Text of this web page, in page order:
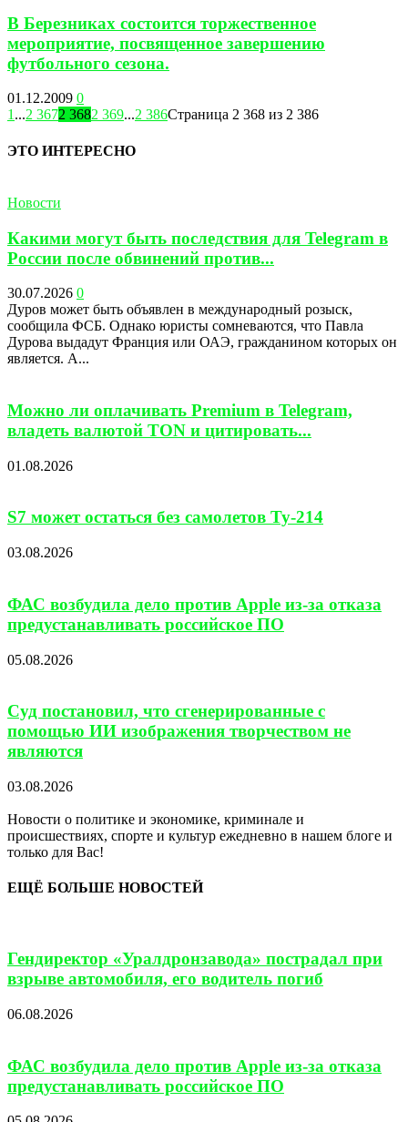
В Березниках состоится торжественное
мероприятие, посвященное завершению
футбольного сезона.
01.12.2009 0
1 ...2 3672 3682 369...2 386Страница 2 368 из 2 386
ЭТО ИНТЕРЕСНО
Новости
Какими могут быть последствия для Telegram в
России после обвинений против...
30.07.2026 0
Дуров может быть объявлен в международный розыск,
сообщила ФСБ. Однако юристы сомневаются, что Павла
Дурова выдадут Франция или ОАЭ, гражданином которых он
является. А...
Можно ли оплачивать Premium в Telegram,
владеть валютой TON и цитировать...
01.08.2026
S7 может остаться без самолетов Ту-214
03.08.2026
ФАС возбудила дело против Apple из-за отказа
предустанавливать российское ПО
05.08.2026
Суд постановил, что сгенерированные с
помощью ИИ изображения творчеством не
являются
03.08.2026
Новости о политике и экономике, криминале и
происшествиях, спорте и культур ежедневно в нашем блоге и
только для Вас!
ЕЩЁ БОЛЬШЕ НОВОСТЕЙ
Гендиректор «Уралдронзавода» пострадал при
взрыве автомобиля, его водитель погиб
06.08.2026
ФАС возбудила дело против Apple из-за отказа
предустанавливать российское ПО